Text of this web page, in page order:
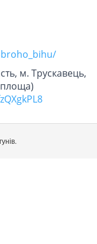
м. Трускавець,